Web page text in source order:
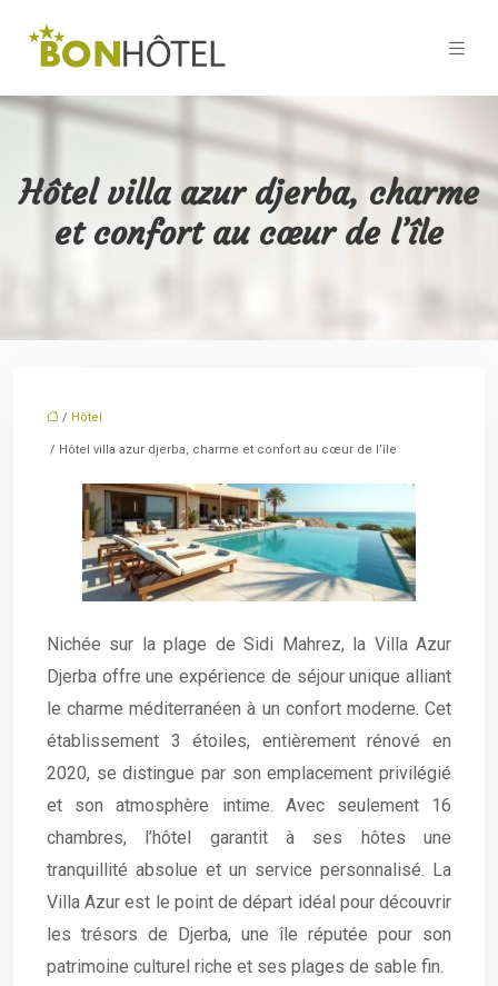
Hôtel villa azur djerba, charme
et confort au cœur de l’île
/ Hôtel
/ Hôtel villa azur djerba, charme et confort au cœur de l’île
Nichée sur la plage de Sidi Mahrez, la Villa Azur
Djerba offre une expérience de séjour unique alliant
le charme méditerranéen à un confort moderne. Cet
établissement 3 étoiles, entièrement rénové en
2020, se distingue par son emplacement privilégié
et son atmosphère intime. Avec seulement 16
chambres, l’hôtel garantit à ses hôtes une
tranquillité absolue et un service personnalisé. La
Villa Azur est le point de départ idéal pour découvrir
les trésors de Djerba, une île réputée pour son
patrimoine culturel riche et ses plages de sable fin.